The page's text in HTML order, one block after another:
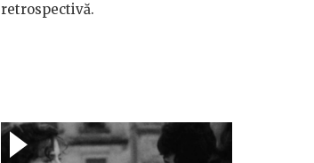
retrospectivă.